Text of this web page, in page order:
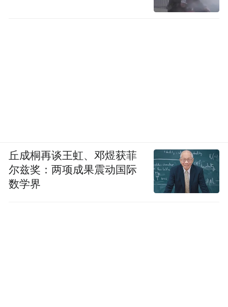
丘成桐再谈王虹、邓煜获菲
尔兹奖：两项成果震动国际
数学界